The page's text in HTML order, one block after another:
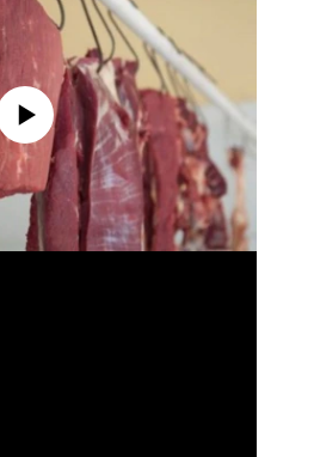
currently available